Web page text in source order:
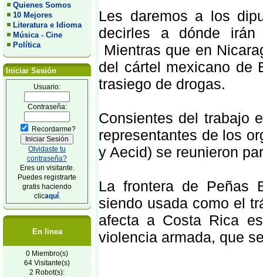
Quienes Somos
10 Mejores
Literatura e Idioma
Música - Cine
Política
Iniciar Sesión
Usuario:
Contraseña:
Recordarme?
Olvidaste tu
contraseña?
Eres un visitante.
Puedes registrarte
gratis haciendo
clicaquí.
En linea
0 Miembro(s)
64 Visitante(s)
2 Robot(s):
Les daremos a los
decirles a dónde irán
Mientras que en
del cártel mexicano de
trasiego de drogas.
Consientes del trabajo
representantes de los
y Aecid) se reunieron
La frontera de Peñas
siendo usada como el
afecta a Costa Rica
violencia armada, que